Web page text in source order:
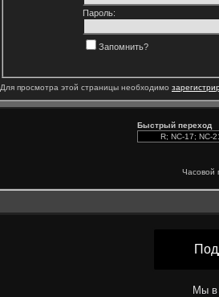
Пароль:
Запомнить?
Для просмотра этой страницы необходимо
Быстрый переход
Часовой
Мы в